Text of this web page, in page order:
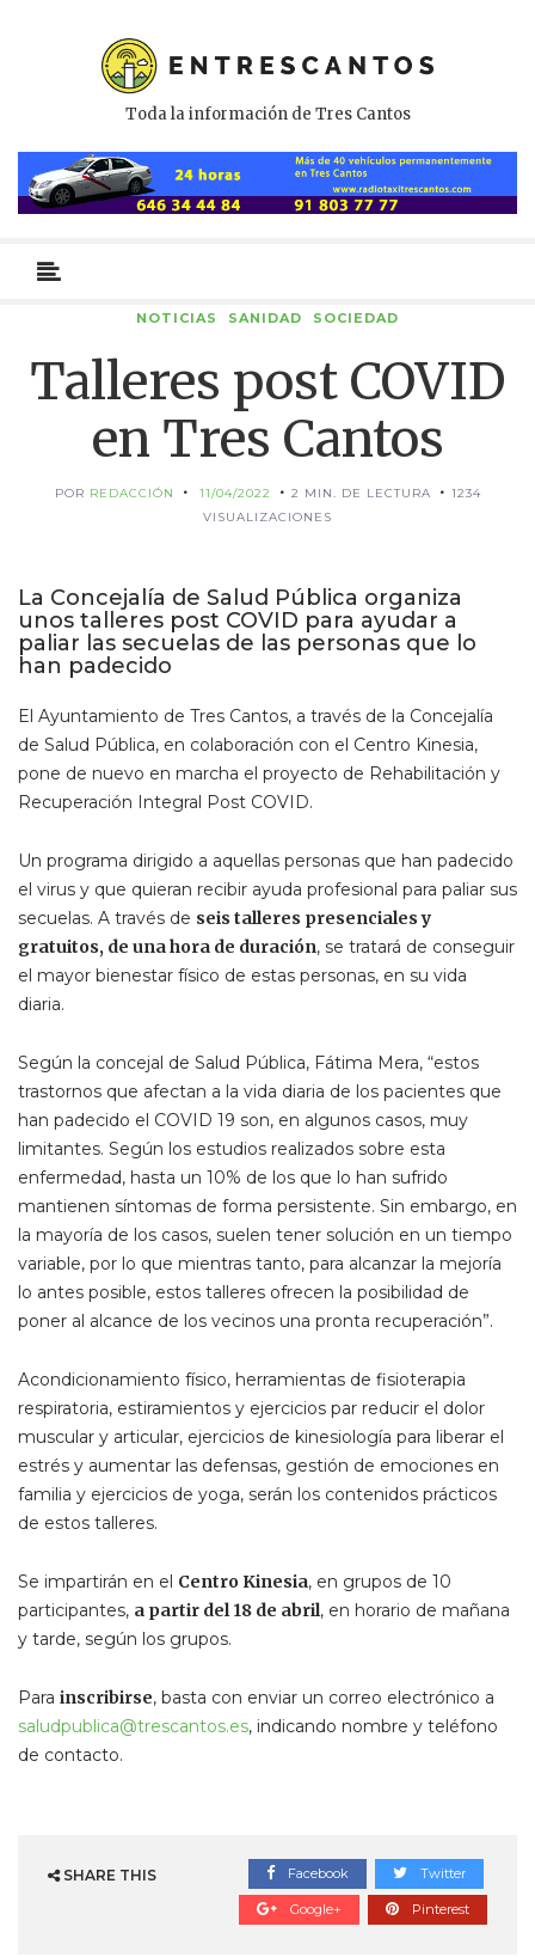
Toda la información de Tres Cantos
primario
NOTICIAS SANIDAD SOCIEDAD
Talleres post COVID
en Tres Cantos
POR REDACCIÓN 11/04/2022 2 MIN. DE LECTURA
1234
VISUALIZACIONES
La Concejalía de Salud Pública organiza
unos talleres post COVID para ayudar a
paliar las secuelas de las personas que lo
han padecido
El Ayuntamiento de Tres Cantos, a través de la Concejalía
de Salud Pública, en colaboración con el Centro Kinesia,
pone de nuevo en marcha el proyecto de Rehabilitación y
Recuperación Integral Post COVID.
Un programa dirigido a aquellas personas que han padecido
el virus y que quieran recibir ayuda profesional para paliar sus
secuelas. A través de seis talleres presenciales y
gratuitos, de una hora de duración, se tratará de conseguir
el mayor bienestar físico de estas personas, en su vida
diaria.
Según la concejal de Salud Pública, Fátima Mera, “estos
trastornos que afectan a la vida diaria de los pacientes que
han padecido el COVID 19 son, en algunos casos, muy
limitantes. Según los estudios realizados sobre esta
enfermedad, hasta un 10% de los que lo han sufrido
mantienen síntomas de forma persistente. Sin embargo, en
la mayoría de los casos, suelen tener solución en un tiempo
variable, por lo que mientras tanto, para alcanzar la mejoría
lo antes posible, estos talleres ofrecen la posibilidad de
poner al alcance de los vecinos una pronta recuperación”.
Acondicionamiento físico, herramientas de fisioterapia
respiratoria, estiramientos y ejercicios par reducir el dolor
muscular y articular, ejercicios de kinesiología para liberar el
estrés y aumentar las defensas, gestión de emociones en
familia y ejercicios de yoga, serán los contenidos prácticos
de estos talleres.
Se impartirán en el Centro Kinesia, en grupos de 10
participantes, a partir del 18 de abril, en horario de mañana
y tarde, según los grupos.
Para inscribirse, basta con enviar un correo electrónico a
saludpublica@trescantos.es, indicando nombre y teléfono
de contacto.
SHARE THIS Facebook Twitter
Google+ Pinterest